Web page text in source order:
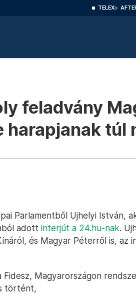
TELEX
feladvány
harapjanak túl
Parlamentből Ujhelyi István,
adott interjút a 24.hu-nak.
és Magyar Péterről is, az
Fidesz, Magyarországon
történt,